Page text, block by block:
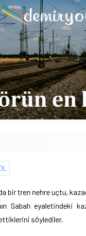
bir tren nehre uçtu,
Sabah eyaletindeki
söylediler.